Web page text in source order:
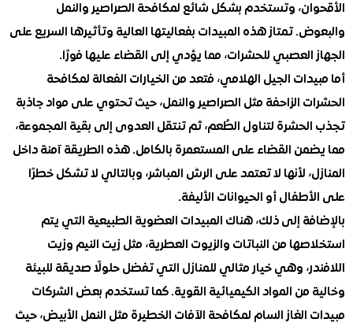
وتستخدم بشكل شائع لمكافحة الصراصير والنمل
تمتاز هذه المبيدات بفعاليتها العالية وتأثيرها السريع على
العصبي للحشرات، مما يؤدي إلى القضاء عليها فورًا.
الجيل الهلامي، فتعد من الخيارات الفعالة لمكافحة
الزاحفة مثل الصراصير والنمل، حيث تحتوي على مواد جاذبة
لتناول الطُعم، ثم تنتقل العدوى إلى بقية المجموعة،
القضاء على المستعمرة بالكامل. هذه الطريقة آمنة داخل
لأنها لا تعتمد على الرش المباشر، وبالتالي لا تشكل خطرًا
أو الحيوانات الأليفة.
إلى ذلك، هناك المبيدات العضوية الطبيعية التي يتم
من النباتات والزيوت العطرية، مثل زيت النيم وزيت
وهي خيار مثالي للمنازل التي تفضل حلولًا صديقة للبيئة
من المواد الكيميائية القوية. كما تستخدم بعض الشركات
الغاز السام لمكافحة الآفات الخطيرة مثل النمل الأبيض، حيث